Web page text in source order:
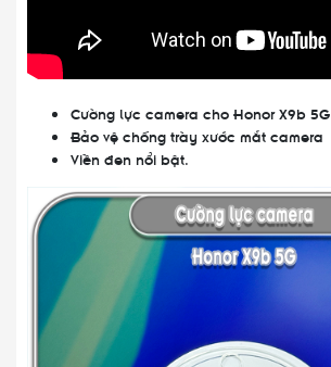
Cường lực camera cho Honor X9b 5G
Bảo vệ chống trày xước mắt camera
Viền đen nổi bật.